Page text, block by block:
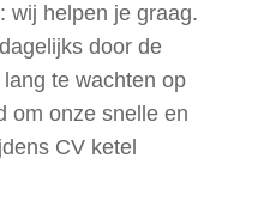
wij helpen je graag.
door de
te wachten op
om onze snelle en
CV ketel